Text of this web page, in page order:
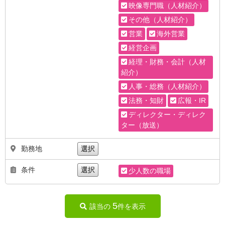
映像専門職（人材紹介）
その他（人材紹介）
営業
海外営業
経営企画
経理・財務・会計（人材
紹介）
人事・総務（人材紹介）
法務・知財
広報・IR
ディレクター・ディレク
ター（放送）
勤務地 選択
条件 選択 少人数の職場
該当の 5件を表示